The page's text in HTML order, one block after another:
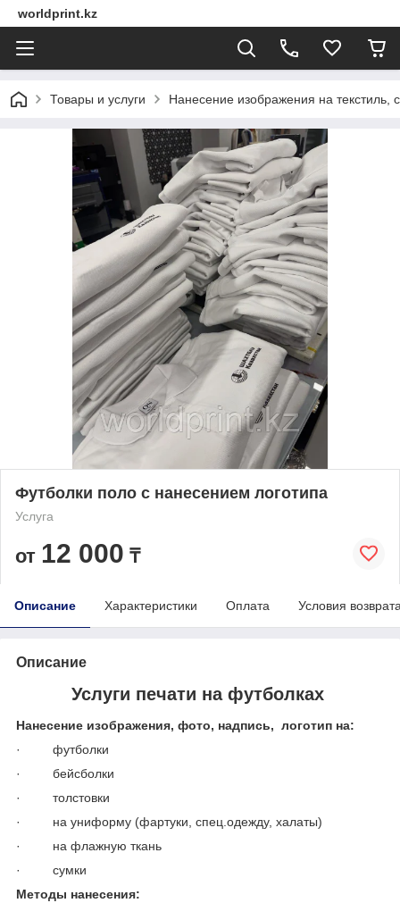
worldprint.kz
Товары и услуги Нанесение изображения на текстиль,
Футболки поло с нанесением логотипа
Услуга
от 12 000 ₸
Описание Характеристики Оплата Условия
Описание
Услуги печати на футболках
Нанесение изображения, фото, надпись, логотип на:
· футболки
· бейсболки
· толстовки
· на униформу (фартуки, спец.одежду, халаты)
· на флажную ткань
· сумки
Методы нанесения: